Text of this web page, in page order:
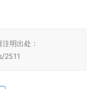
明出处：
2511